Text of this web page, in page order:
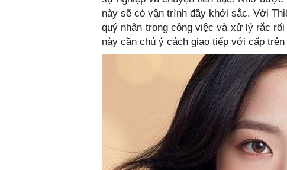
này sẽ có vận trình đầy khởi sắc. Với
quý nhân trong công việc và xử lý rắc
này cần chú ý cách giao tiếp với cấp